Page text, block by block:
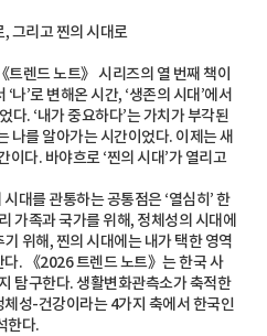
그리고 찐의 시대로
렌드 노트》 시리즈의 열 번째 책이
나’로 변해온 시간, ‘생존의 시대’에서
다. ‘내가 중요하다’는 가치가 부각된
나를 알아가는 시간이었다. 이제는 새
다. 바야흐로 ‘찐의 시대’가 열리고
대를 관통하는 공통점은 ‘열심히’ 한
가족과 국가를 위해, 정체성의 시대에
위해, 찐의 시대에는 내가 택한 영역
다. 《2026 트렌드 노트》는 한국 사
탐구한다. 생활변화관측소가 축적한
성-건강이라는 4가지 축에서 한국인
한다.